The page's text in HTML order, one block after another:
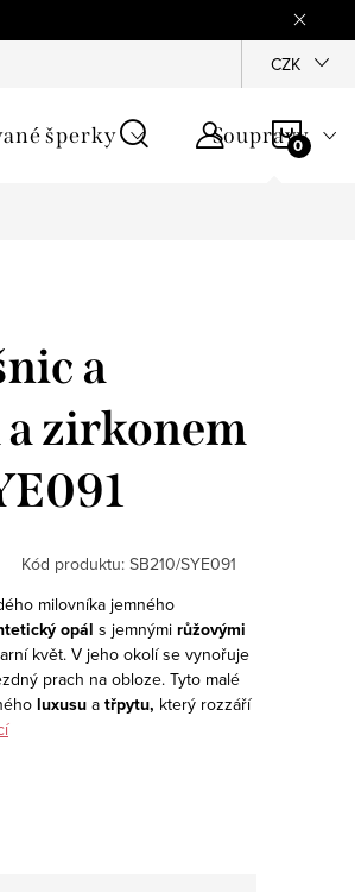
Jak
CZK
šperky Soupravy
a
zirkonem
Kód produktu: SB210/SYE091
milovníka jemného
opál s jemnými růžovými
květ. V jeho okolí se vynořuje
prach na obloze. Tyto malé
luxusu a třpytu, který rozzáří